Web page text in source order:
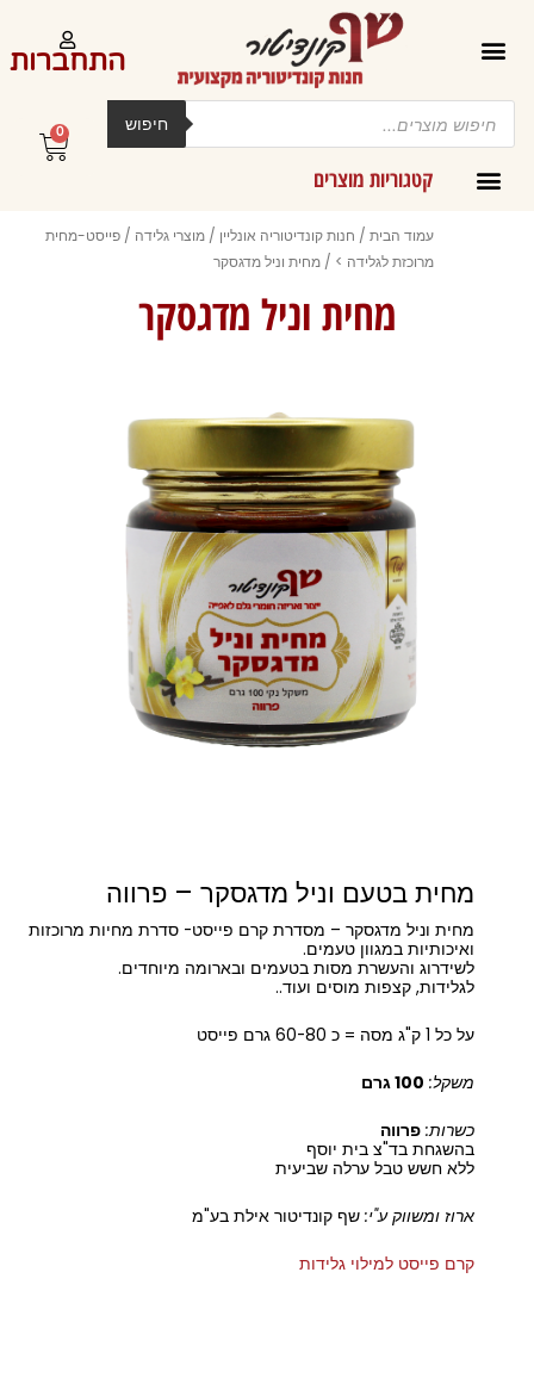
התחברות
Products
search
חיפוש
קטגוריות מוצרים
0
עגלת
קניות
עמוד הבית / חנות קונדיטוריה אונליין / מוצרי גלידה / פייסט-מחית
מרוכזת לגלידה > / מחית וניל מדגסקר
מחית וניל מדגסקר
מחית בטעם וניל מדגסקר – פרווה
מחית וניל מדגסקר – מסדרת קרם פייסט- סדרת מחיות מרוכזות
ואיכותיות במגוון טעמים.
לשידרוג והעשרת מסות בטעמים ובארומה מיוחדים.
לגלידות, קצפות מוסים ועוד..
על כל 1 ק"ג מסה = כ 60-80 גרם פייסט
משקל: 100 גרם
כשרות: פרווה
בהשגחת בד"צ בית יוסף
ללא חשש טבל ערלה שביעית
ארוז ומשווק ע"י: שף קונדיטור אילת בע"מ
קרם פייסט למילוי גלידות